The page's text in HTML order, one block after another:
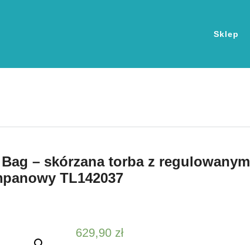
Sklep
– skórzana torba z regulowanym
TL142037
629,90 zł